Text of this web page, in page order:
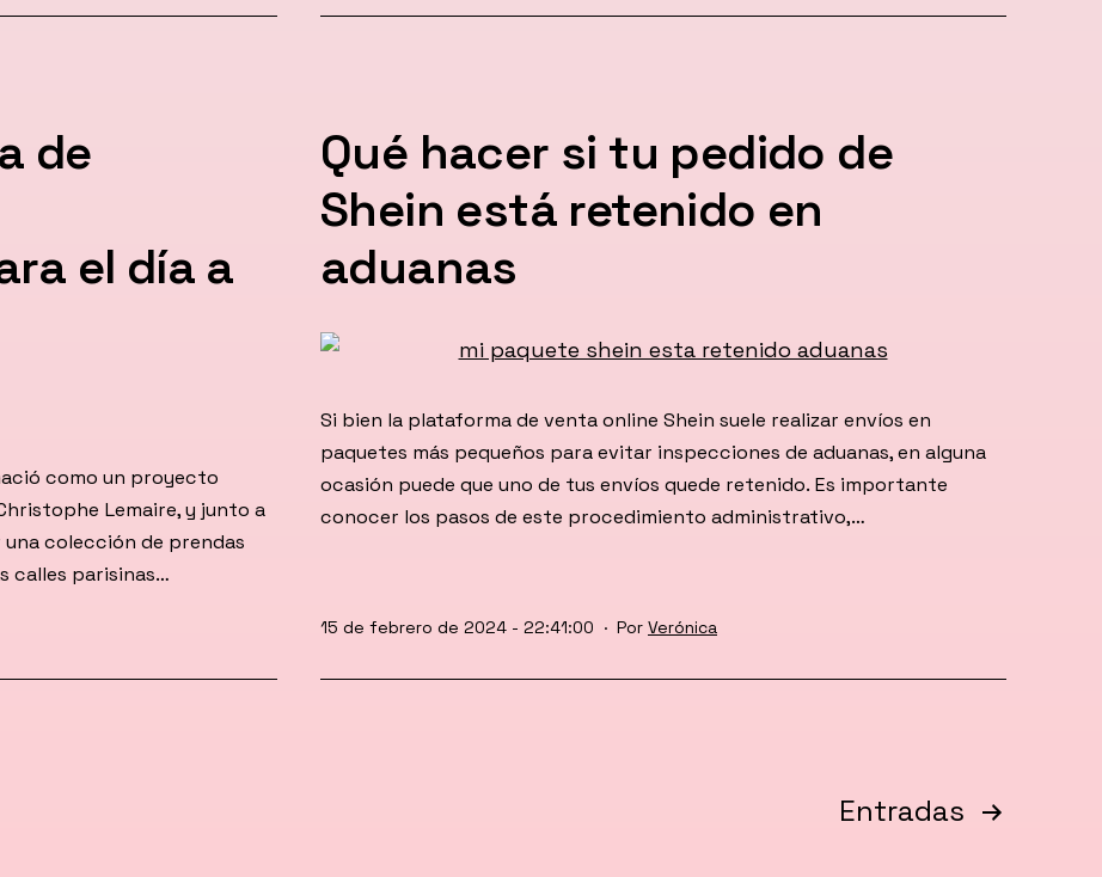
de
el día a
como un proyecto
Lemaire, y junto a
colección de prendas
calles parisinas…
Qué hacer si tu pedido de
Shein está retenido en
aduanas
Si bien la plataforma de venta online Shein suele realizar envíos en
paquetes más pequeños para evitar inspecciones de aduanas, en alguna
ocasión puede que uno de tus envíos quede retenido. Es importante
conocer los pasos de este procedimiento administrativo,…
Publicada
15 de febrero de 2024 - 22:41:00 Por Verónica
Entradas